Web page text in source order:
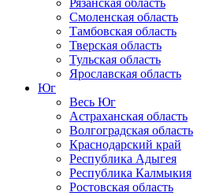
Рязанская область
Смоленская область
Тамбовская область
Тверская область
Тульская область
Ярославская область
Юг
Весь Юг
Астраханская область
Волгоградская область
Краснодарский край
Республика Адыгея
Республика Калмыкия
Ростовская область